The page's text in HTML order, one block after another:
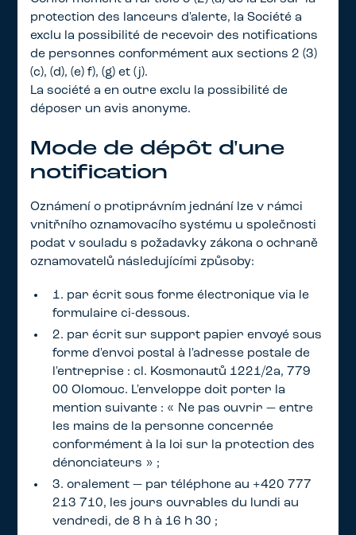
protection des lanceurs d'alerte, la Société a
exclu la possibilité de recevoir des notifications
de personnes conformément aux sections 2 (3)
(c), (d), (e) f), (g) et (j).
La société a en outre exclu la possibilité de
déposer un avis anonyme.
Mode de dépôt d'une
notification
Oznámení o protiprávním jednání lze v rámci
vnitřního oznamovacího systému u společnosti
podat v souladu s požadavky zákona o ochraně
oznamovatelů následujícími způsoby:
1. par écrit sous forme électronique via le
formulaire ci-dessous.
2. par écrit sur support papier envoyé sous
forme d'envoi postal à l'adresse postale de
l'entreprise : cl. Kosmonautů 1221/2a, 779
00 Olomouc. L'enveloppe doit porter la
mention suivante : « Ne pas ouvrir — entre
les mains de la personne concernée
conformément à la loi sur la protection des
dénonciateurs » ;
3. oralement — par téléphone au +420 777
213 710, les jours ouvrables du lundi au
vendredi, de 8 h à 16 h 30 ;